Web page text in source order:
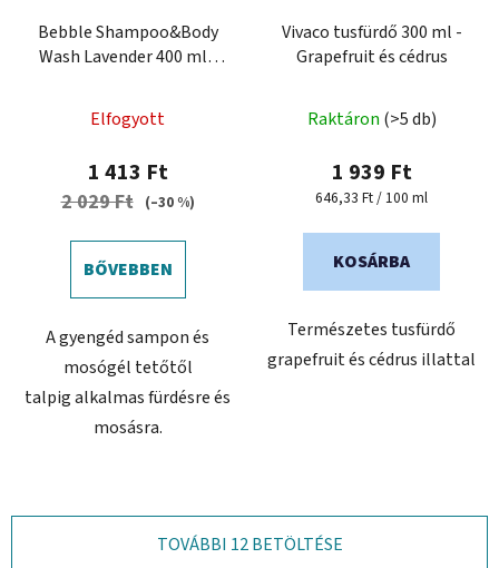
Bebble Shampoo&Body
Wash Lavender 400 ml -
Elfogyott
1 413 Ft
2 029 Ft (–30 %)
BŐVEBBEN
A gyengéd sampon és
mosógél tetőtől
talpig alkalmas fürdésre és
mosásra.
Vivaco tusfürdő 300 ml -
Grapefruit és cédrus
Raktáron (>5 db)
1 939 Ft
Egységár:
646,33 Ft / 100 ml
KOSÁRBA
Természetes tusfürdő
grapefruit és cédrus illattal
TOVÁBBI 12 BETÖLTÉSE